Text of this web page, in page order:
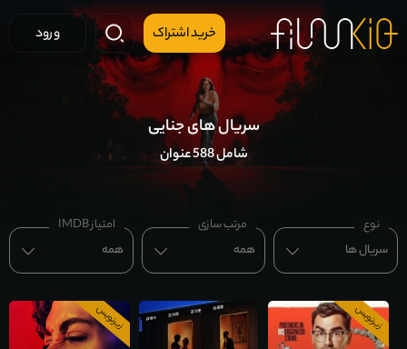
خرید اشتراک ورود
سریال های جنایی
شامل 588 عنوان
نوع
سریال ها
مرتب سازی
همه
امتیاز IMDB
همه
زیرنویس
فصل 1
قسمت 8 آخر
فصل 1زیرنویس